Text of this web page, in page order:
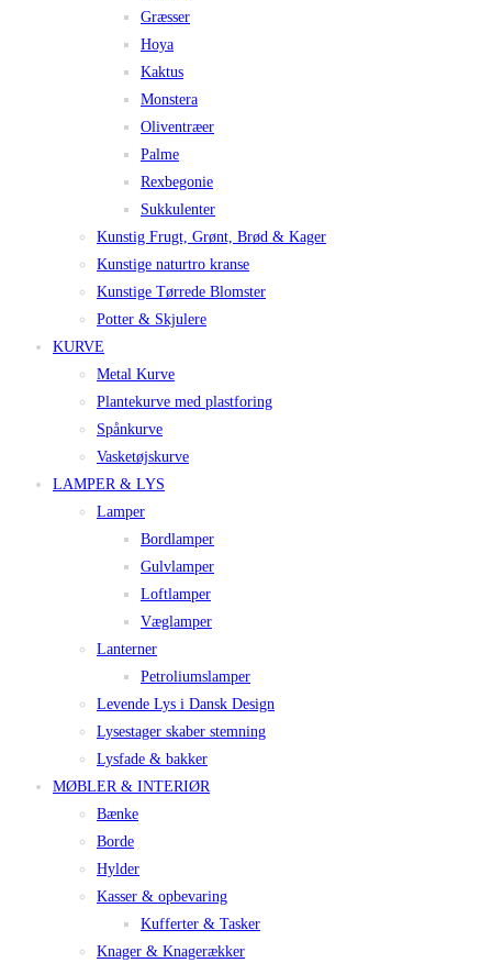
Græsser
Hoya
Kaktus
Monstera
Oliventræer
Palme
Rexbegonie
Sukkulenter
Kunstig Frugt, Grønt, Brød & Kager
Kunstige naturtro kranse
Kunstige Tørrede Blomster
Potter & Skjulere
KURVE
Metal Kurve
Plantekurve med plastforing
Spånkurve
Vasketøjskurve
LAMPER & LYS
Lamper
Bordlamper
Gulvlamper
Loftlamper
Væglamper
Lanterner
Petroliumslamper
Levende Lys i Dansk Design
Lysestager skaber stemning
Lysfade & bakker
MØBLER & INTERIØR
Bænke
Borde
Hylder
Kasser & opbevaring
Kufferter & Tasker
Knager & Knagerækker